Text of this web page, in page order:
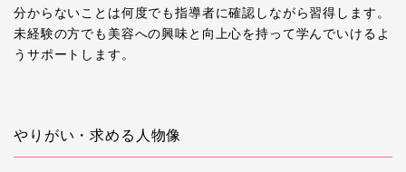
分からないことは何度でも指導者に確認しながら習得します。
未経験の方でも美容への興味と向上心を持って学んでいけるよ
うサポートします。
やりがい・求める人物像